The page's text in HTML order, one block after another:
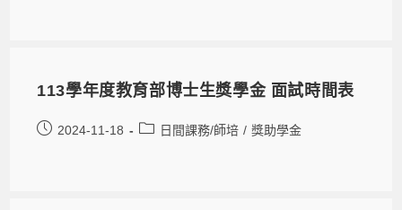
113學年度教育部博士生獎學金 面試時間表
2024-11-18 日間課務/師培 / 獎助學金